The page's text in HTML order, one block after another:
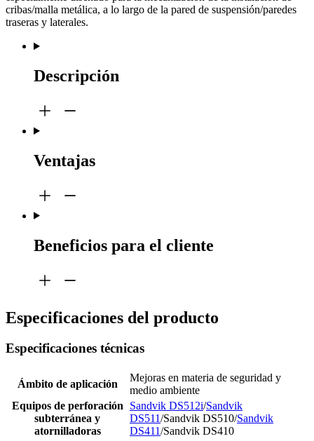
cribas/malla metálica, a lo largo de la pared de suspensión/paredes
traseras y laterales.
Descripción
Ventajas
Beneficios para el cliente
Especificaciones del producto
Especificaciones técnicas
Ámbito de aplicación
Mejoras en materia de seguridad y
medio ambiente
Equipos de perforación
subterránea y
atornilladoras
Sandvik DS512i/Sandvik
DS511/Sandvik DS510/Sandvik
DS411/Sandvik DS410